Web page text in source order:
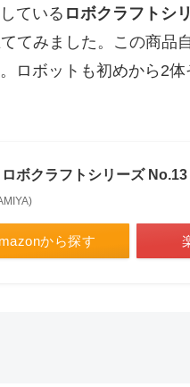
ている ロボクラフトシ
てみました。この商品
ロボットも初めから2
ボクラフトシリーズ
から探す